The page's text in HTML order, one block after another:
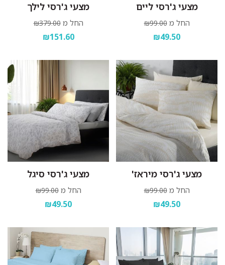
מצעי ג'רסי ליים
החל מ ₪99.00
₪49.50
מצעי ג'רסי לילך
החל מ ₪379.00
₪151.60
מצעי ג'רסי מיראז'
החל מ ₪99.00
₪49.50
מצעי ג'רסי סיגל
החל מ ₪99.00
₪49.50